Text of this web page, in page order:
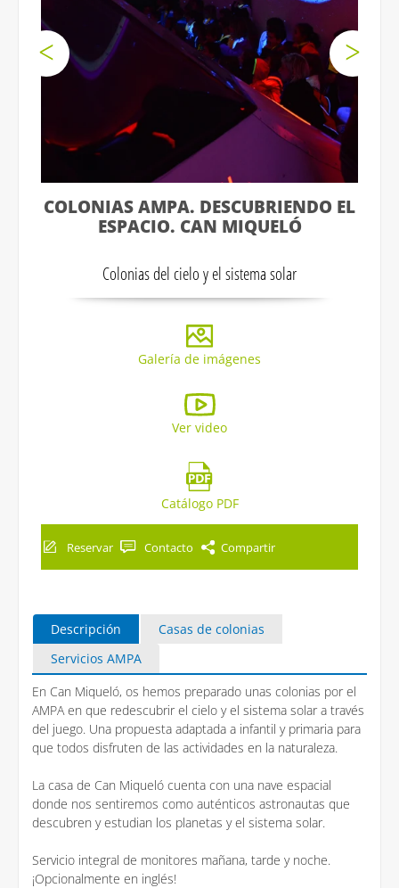
COLONIAS AMPA. DESCUBRIENDO EL
ESPACIO. CAN MIQUELÓ
Colonias del cielo y el sistema solar
Galería de imágenes
Ver video
Catálogo PDF
Reservar Contacto Compartir
Descripción
Casas de colonias
Servicios AMPA
En Can Miqueló, os hemos preparado unas colonias por el
AMPA en que redescubrir el cielo y el sistema solar a través
del juego. Una propuesta adaptada a infantil y primaria para
que todos disfruten de las actividades en la naturaleza.
La casa de Can Miqueló cuenta con una nave espacial
donde nos sentiremos como auténticos astronautas que
descubren y estudian los planetas y el sistema solar.
Servicio integral de monitores mañana, tarde y noche.
¡Opcionalmente en inglés!